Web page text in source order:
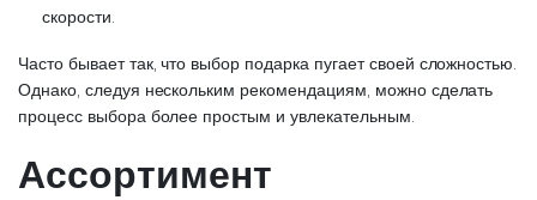
скорости.
Часто бывает так, что выбор подарка пугает своей сложностью.
Однако, следуя нескольким рекомендациям, можно сделать
процесс выбора более простым и увлекательным.
Ассортимент